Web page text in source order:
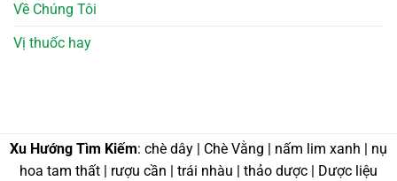
Về Chúng Tôi
Vị thuốc hay
Xu Hướng Tìm Kiếm: chè dây | Chè Vằng | nấm lim xanh | nụ
hoa tam thất | rượu cần | trái nhàu | thảo dược | Dược liệu